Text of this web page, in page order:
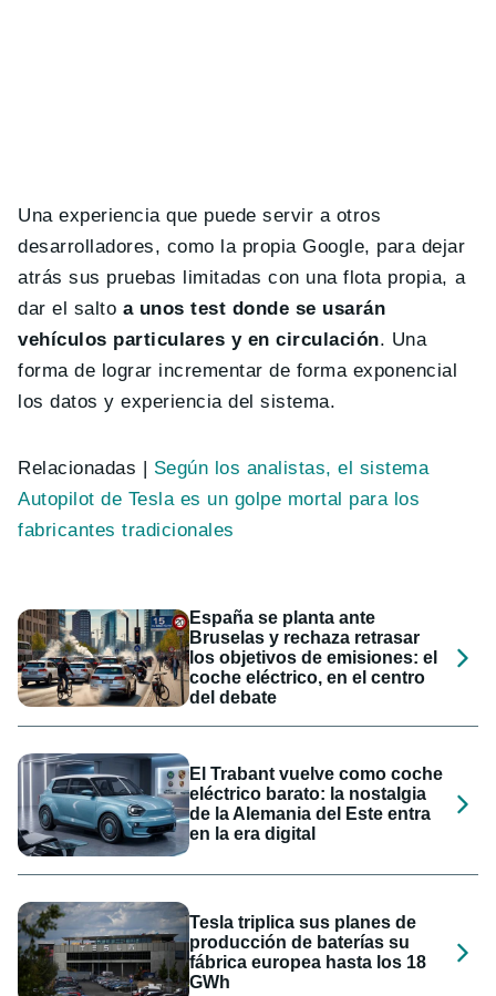
Una experiencia que puede servir a otros
desarrolladores, como la propia Google, para dejar
atrás sus pruebas limitadas con una flota propia, a
dar el salto a unos test donde se usarán
vehículos particulares y en circulación. Una
forma de lograr incrementar de forma exponencial
los datos y experiencia del sistema.
Relacionadas | Según los analistas, el sistema
Autopilot de Tesla es un golpe mortal para los
fabricantes tradicionales
España se planta ante
Bruselas y rechaza retrasar
los objetivos de emisiones: el
coche eléctrico, en el centro
del debate
El Trabant vuelve como coche
eléctrico barato: la nostalgia
de la Alemania del Este entra
en la era digital
Tesla triplica sus planes de
producción de baterías su
fábrica europea hasta los 18
GWh